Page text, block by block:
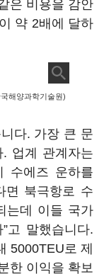
은 비용을 감안
약 2배에 달하
해양과학기술원)
다. 가장 큰 문
업계 관계자는
수에즈 운하를
면 북극항로 수
는데 이들 국가
고 말했습니다.
5000TEU로 제
한 이익을 확보